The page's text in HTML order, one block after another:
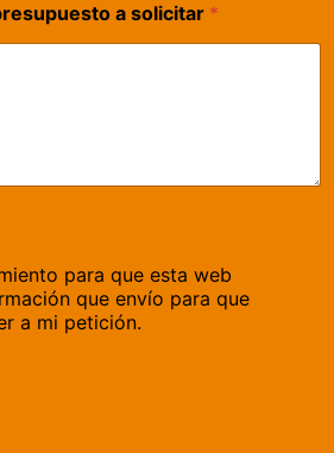
a solicitar *
para que esta web
que envío para que
a mi petición.